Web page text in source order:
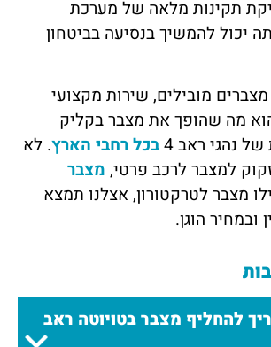
תקינות מלאה של מערכת
יכול להמשיך בנסיעה בביטחון
מצברים מובילים, שירות מקצועי
מה שהופך את מצבר בקליק
נהגי ראב 4
בכל רחבי הארץ. לא
למצבר לרכב פרטי, מצבר
מצבר לטרקטורון, אצלנו תמצא
ובמחיר הוגן.
להחליף מצבר בטויוטה ראב